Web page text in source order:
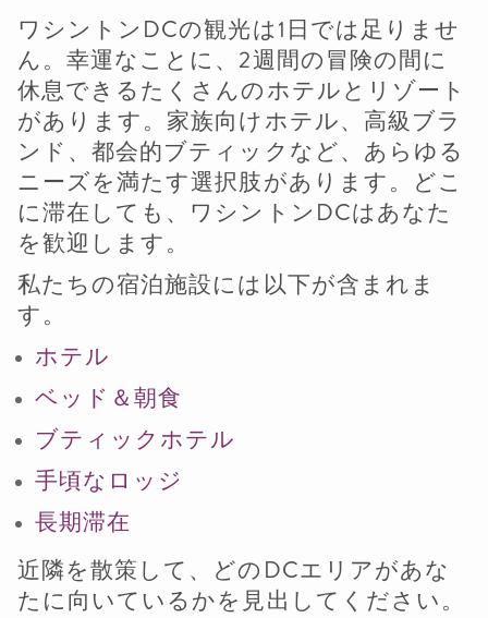
ワシントンDCの観光は1日では足りませ
ん。幸運なことに、2週間の冒険の間に
休息できるたくさんのホテルとリゾート
があります。家族向けホテル、高級ブラ
ンド、都会的ブティックなど、あらゆる
ニーズを満たす選択肢があります。どこ
に滞在しても、ワシントンDCはあなた
を歓迎します。
私たちの宿泊施設には以下が含まれま
す。
ホテル
ベッド＆朝食
ブティックホテル
手頃なロッジ
長期滞在
近隣を散策して、どのDCエリアがあな
たに向いているかを見出してください。